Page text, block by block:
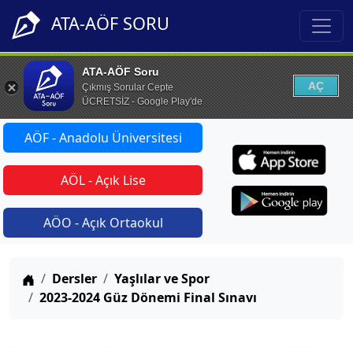
ATA-AÖF SORU
ATA-AÖF Soru
Çıkmış Sorular Cepte
ÜCRETSİZ - Google Play'de
AÇ
AÖF - Anadolu Üniversitesi
AÖL - Açık Lise
AÖO - Açık Ortaokul
Anasayfa
Dersler
Yaşlılar ve Spor
2023-2024 Güz Dönemi Final Sınavı